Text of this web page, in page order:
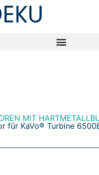
MIT
für KaVo® Turbine